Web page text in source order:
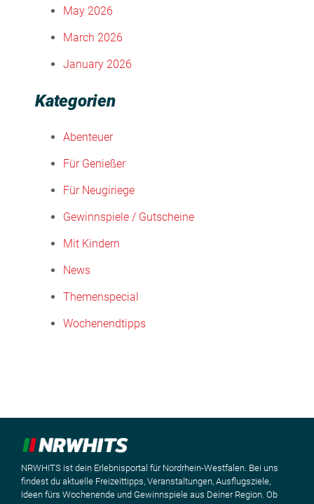
May 2026
March 2026
January 2026
Kategorien
Abenteuer
Für Genießer
Für Neugiriege
Gewinnspiele / Gutscheine
Mit Kindern
News
Themenspecial
Wochenendtipps
NRWHITS ist dein Erlebnisportal für Nordrhein-Westfalen. Bei uns
findest du aktuelle Freizeittipps, Veranstaltungen, Ausflugsziele,
Ideen fürs Wochenende und Gewinnspiele aus Deiner Region. Ob